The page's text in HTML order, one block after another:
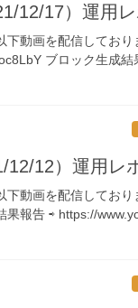
12/17）運用レ
動画を配信してお
ブロック生成
12）運用レ
動画を配信してお
果報告 ⇨ https://